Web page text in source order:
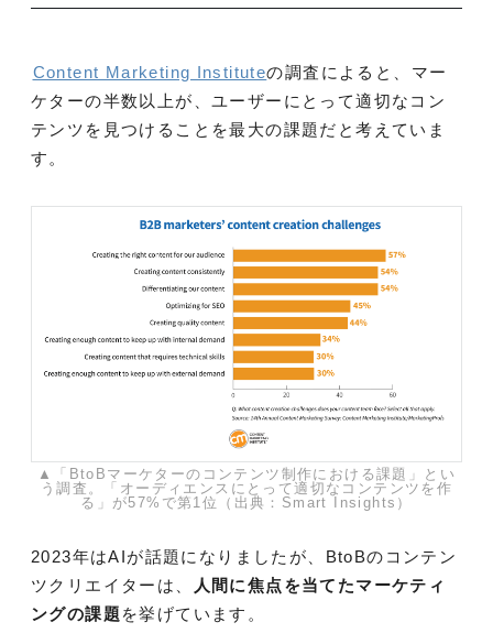
Content Marketing Instituteの調査によると、マー
ケターの半数以上が、ユーザーにとって適切なコン
テンツを見つけることを最大の課題だと考えていま
す。
▲「BtoBマーケターのコンテンツ制作における課題」とい
う調査。「オーディエンスにとって適切なコンテンツを作
る」が57%で第1位（出典：Smart Insights）
2023年はAIが話題になりましたが、BtoBのコンテン
ツクリエイターは、
人間に焦点を当てたマーケティ
ングの課題 を挙げています。